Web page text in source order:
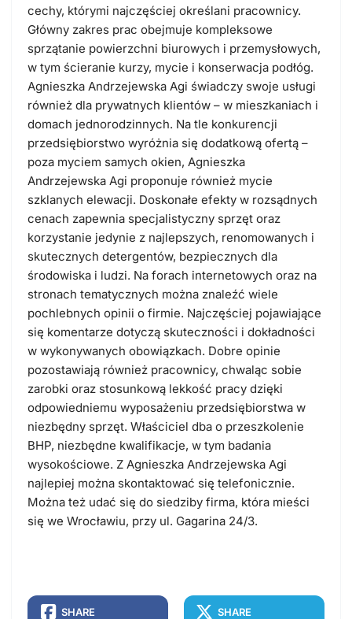
cechy, którymi najczęściej określani pracownicy.
Główny zakres prac obejmuje kompleksowe
sprzątanie powierzchni biurowych i przemysłowych,
w tym ścieranie kurzy, mycie i konserwacja podłóg.
Agnieszka Andrzejewska Agi świadczy swoje usługi
również dla prywatnych klientów – w mieszkaniach i
domach jednorodzinnych. Na tle konkurencji
przedsiębiorstwo wyróżnia się dodatkową ofertą –
poza myciem samych okien, Agnieszka
Andrzejewska Agi proponuje również mycie
szklanych elewacji. Doskonałe efekty w rozsądnych
cenach zapewnia specjalistyczny sprzęt oraz
korzystanie jedynie z najlepszych, renomowanych i
skutecznych detergentów, bezpiecznych dla
środowiska i ludzi. Na forach internetowych oraz na
stronach tematycznych można znaleźć wiele
pochlebnych opinii o firmie. Najczęściej pojawiające
się komentarze dotyczą skuteczności i dokładności
w wykonywanych obowiązkach. Dobre opinie
pozostawiają również pracownicy, chwaląc sobie
zarobki oraz stosunkową lekkość pracy dzięki
odpowiedniemu wyposażeniu przedsiębiorstwa w
niezbędny sprzęt. Właściciel dba o przeszkolenie
BHP, niezbędne kwalifikacje, w tym badania
wysokościowe. Z Agnieszka Andrzejewska Agi
najlepiej można skontaktować się telefonicznie.
Można też udać się do siedziby firma, która mieści
się we Wrocławiu, przy ul. Gagarina 24/3.
SHARE SHARE